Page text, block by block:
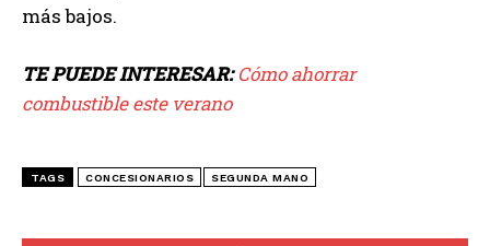
más bajos.
TE PUEDE INTERESAR: Cómo ahorrar
combustible este verano
TAGS CONCESIONARIOS SEGUNDA MANO